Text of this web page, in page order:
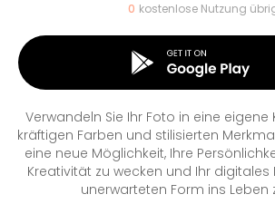
Verwandeln Sie Ihr Foto in eine eigene
kräftigen Farben und stilisierten
eine neue Möglichkeit, Ihre
Kreativität zu wecken und Ihr digitales
unerwarteten Form ins Leben
0 kostenlose Nutzung